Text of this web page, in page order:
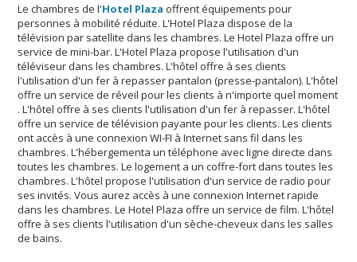
Le chambres de l'Hotel Plaza offrent équipements pour
personnes à mobilité réduite. L'Hotel Plaza dispose de la
télévision par satellite dans les chambres. Le Hotel Plaza offre un
service de mini-bar. L'Hotel Plaza propose l'utilisation d'un
téléviseur dans les chambres. L'hôtel offre à ses clients
l'utilisation d'un fer à repasser pantalon (presse-pantalon). L'hôtel
offre un service de réveil pour les clients à n'importe quel moment
. L'hôtel offre à ses clients l'utilisation d'un fer à repasser. L'hôtel
offre un service de télévision payante pour les clients. Les clients
ont accès à une connexion WI-FI à Internet sans fil dans les
chambres. L'hébergementa un téléphone avec ligne directe dans
toutes les chambres. Le logement a un coffre-fort dans toutes les
chambres. L'hôtel propose l'utilisation d'un service de radio pour
ses invités. Vous aurez accès à une connexion Internet rapide
dans les chambres. Le Hotel Plaza offre un service de film. L'hôtel
offre à ses clients l'utilisation d'un sèche-cheveux dans les salles
de bains.